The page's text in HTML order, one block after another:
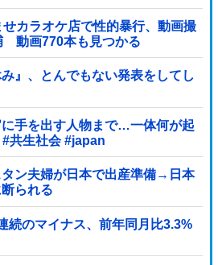
カラオケ店で性的暴行、動画撮
動画770本も見つかる
』、とんでもない発表をしてし
に手を出す人物まで…一体何が起
共生社会 #japan
タン夫婦が日本で出産準備→日本
られる
続のマイナス、前年同月比3.3%